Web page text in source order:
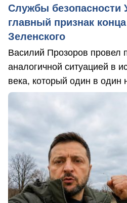
Службы безопасности
главный признак
Зеленского
Василий Прозоров провел
аналогичной ситуацией в
века, который один в один